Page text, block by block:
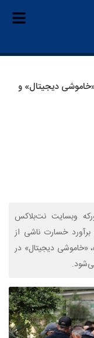
دیجیتال» و
وبسایت نت‌بلاکس
خسارت ناشی از
«خاموشی دیجیتال» در